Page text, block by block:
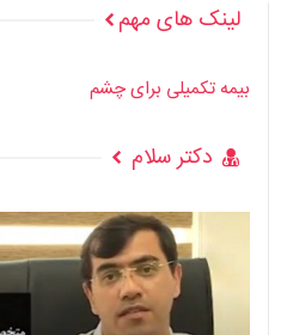
لینک های مهم
بیمه تکمیلی برای چشم
دکتر سلام